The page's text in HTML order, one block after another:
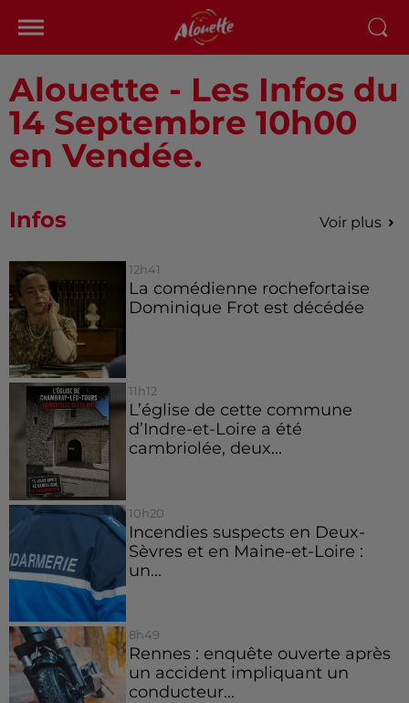
Alouette - Les Infos du
14 Septembre 10h00
en Vendée.
Infos Voir plus
12h41
La comédienne rochefortaise
Dominique Frot est décédée
11h12
L’église de cette commune
d’Indre-et-Loire a été
cambriolée, deux...
10h20
Incendies suspects en Deux-
Sèvres et en Maine-et-Loire :
un...
8h49
Rennes : enquête ouverte après
un accident impliquant un
conducteur...